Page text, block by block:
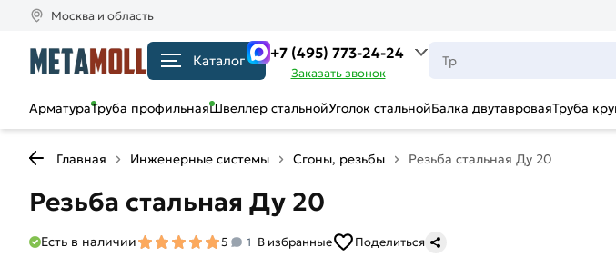
Москва и область
Каталог +7 (495) 773-24-24
Заказать звонок
АрматураТруба профильнаяШвеллер стальнойУголок стальнойБалка двутавроваяТруба
Главная Инженерные системы Сгоны, резьбы Резьба стальная Ду 20
Резьба стальная Ду 20
Есть в наличии 5 1 В избранные Поделиться